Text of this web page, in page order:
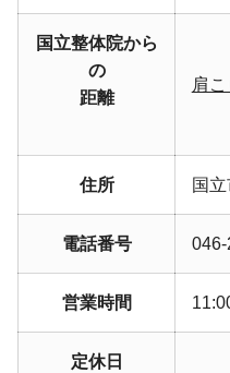
国立整体院から
の
距離
肩
住所 国
電話番号
営業時間
定休日